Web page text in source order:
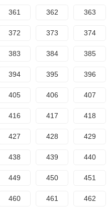
361 362 363
372 373 374
383 384 385
394 395 396
405 406 407
416 417 418
427 428 429
438 439 440
449 450 451
460 461 462